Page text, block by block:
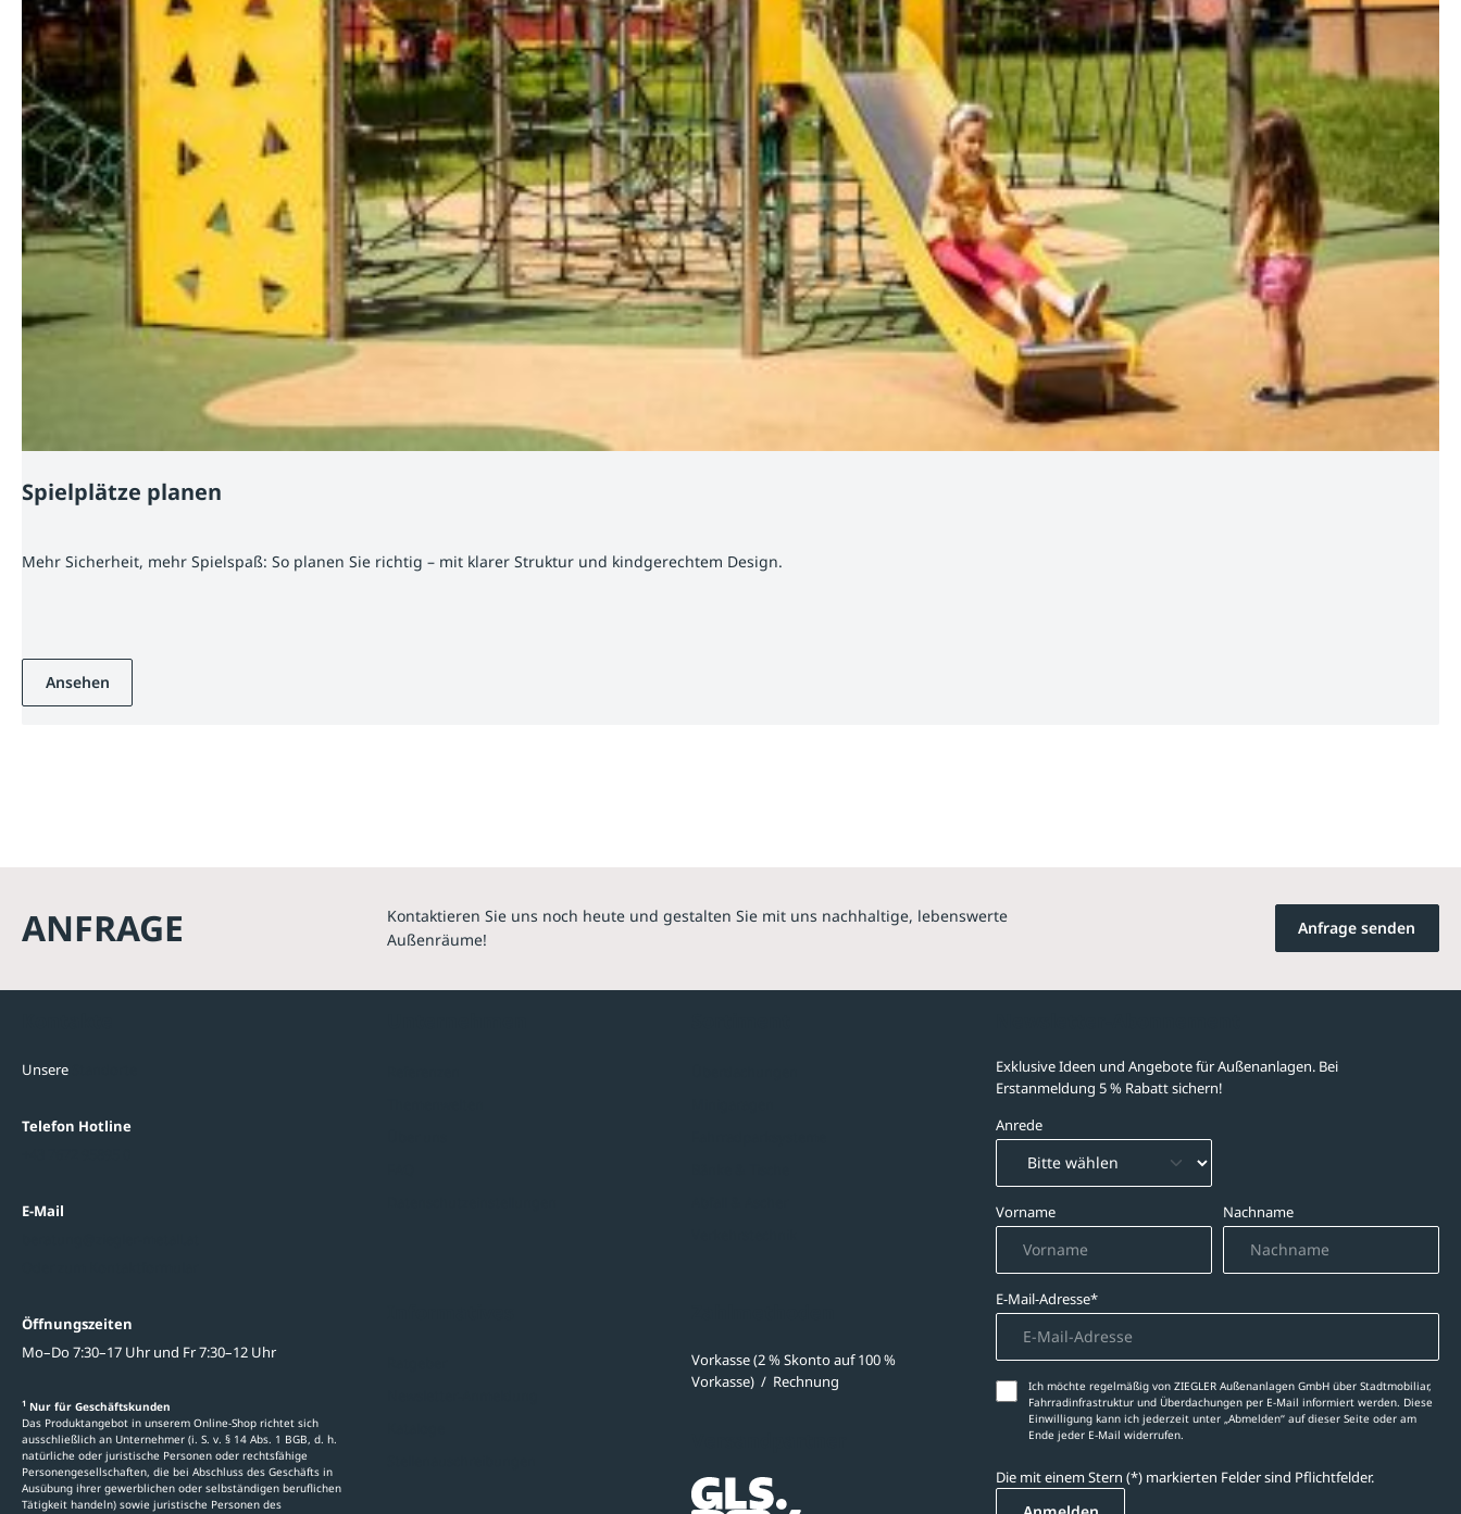
Spielplätze planen
Mehr Sicherheit, mehr Spielspaß: So planen Sie richtig – mit klarer Struktur und kindgerechtem Design.
Ansehen
ANFRAGE
Kontaktieren Sie uns noch heute und gestalten Sie mit uns nachhaltige, lebenswerte
Außenräume!
Anfrage senden
Unsere
Telefon Hotline
E-Mail
Öffnungszeiten
Mo–Do 7:30–17 Uhr und Fr 7:30–12 Uhr
1 Nur für Geschäftskunden
Das Produktangebot in unserem Online-Shop richtet sich
ausschließlich an Unternehmer (i. S. v. § 14 Abs. 1 BGB, d. h.
natürliche oder juristische Personen oder rechtsfähige
Personengesellschaften, die bei Abschluss des Geschäfts in
Ausübung ihrer gewerblichen oder selbständigen beruflichen
Tätigkeit handeln) sowie juristische Personen des
Vorkasse (2 % Skonto auf 100 %
Vorkasse) / Rechnung
Exklusive Ideen und Angebote für Außenanlagen. Bei
Erstanmeldung 5 % Rabatt sichern!
Anrede
Vorname Nachname
E-Mail-Adresse*
Ich möchte regelmäßig von ZIEGLER Außenanlagen GmbH über Stadtmobiliar,
Fahrradinfrastruktur und Überdachungen per E-Mail informiert werden. Diese
Einwilligung kann ich jederzeit unter „Abmelden‘‘ auf dieser Seite oder am
Ende jeder E-Mail widerrufen.
Die mit einem Stern (*) markierten Felder sind Pflichtfelder.